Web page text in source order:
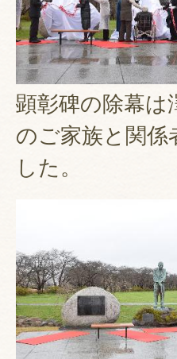
顕彰碑の除幕は
のご家族と関係
した。